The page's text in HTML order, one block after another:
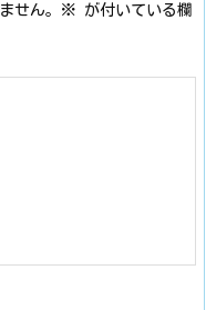
せん。 ※ が付いている欄